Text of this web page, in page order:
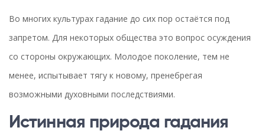
Во многих культурах гадание до сих пор остаётся под
запретом. Для некоторых общества это вопрос осуждения
со стороны окружающих. Молодое поколение, тем не
менее, испытывает тягу к новому, пренебрегая
возможными духовными последствиями.
Истинная природа гадания